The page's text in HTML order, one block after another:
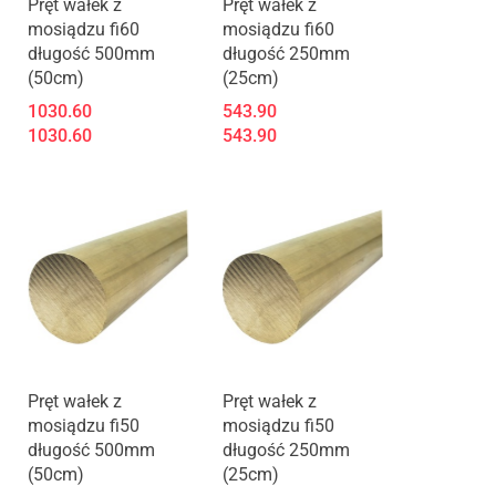
Pręt wałek z
mosiądzu fi60
długość 500mm
(50cm)
1030.60
1030.60
Pręt wałek z
mosiądzu fi60
długość 250mm
(25cm)
543.90
543.90
Pręt wałek z
mosiądzu fi50
długość 500mm
(50cm)
Produkt niedostępny
Pręt wałek z
mosiądzu fi50
długość 250mm
(25cm)